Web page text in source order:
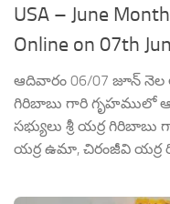
USA – June
Online on 07th
ఆదివారం 06/07 జూన్ నెల
గిరిబాబు గారి గృహములో
సభ్యులు శ్రీ యర్ర గిరిబాబు
యర్ర ఉమా, చిరంజీవి యర్ర